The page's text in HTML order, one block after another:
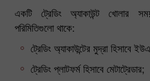
একটি ট্রেডিং অ্যাকাউন্ট খোলার
পরিমিতিগুলো থাকে:
ট্রেডিং অ্যাকাউন্টের মুদ্রা হিসাবে
ট্রেডিং প্লাটফর্ম হিসাবে মেটাট্রেডার;